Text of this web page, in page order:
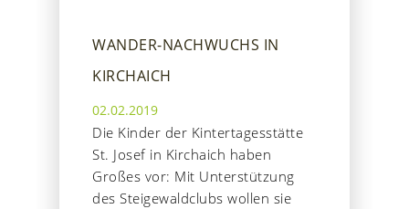
WANDER-NACHWUCHS IN
KIRCHAICH
02.02.2019
Die Kinder der Kintertagesstätte
St. Josef in Kirchaich haben
Großes vor: Mit Unterstützung
des Steigewaldclubs wollen sie